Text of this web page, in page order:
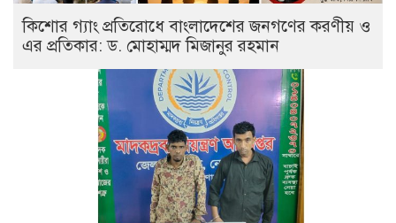
কিশোর গ্যাং প্রতিরোধে বাংলাদেশের জনগণের করণীয় ও
এর প্রতিকার: ড. মোহাম্মদ মিজানুর রহমান